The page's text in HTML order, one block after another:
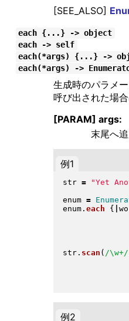
[SEE_ALSO]
each {...} -> object
each -> self
each(*args) {...} ->
each(*args) ->
生成時のパラメ
呼び出された場
[PARAM] args:
末尾へ
例1
str = "Yet
enum =
enum. each {
str. scan ( /\w+/
例2